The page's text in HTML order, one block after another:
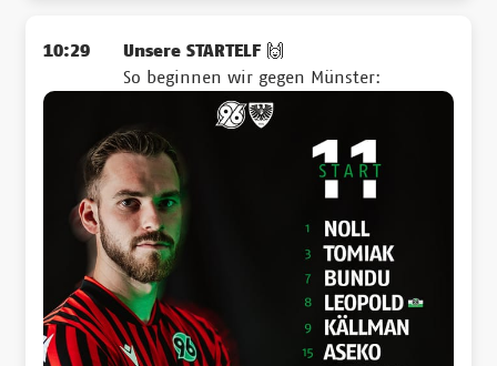
10:29
Unsere STARTELF 🙌
So beginnen wir gegen Münster: